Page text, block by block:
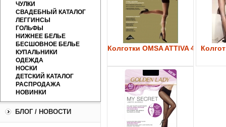
ЧУЛКИ
СВАДЕБНЫЙ КАТАЛОГ
ЛЕГГИНСЫ
ГОЛЬФЫ
НИЖНЕЕ БЕЛЬЕ
БЕСШОВНОЕ БЕЛЬЕ
КУПАЛЬНИКИ
ОДЕЖДА
НОСКИ
ДЕТСКИЙ КАТАЛОГ
РАСПРОДАЖА
НОВИНКИ
БЛОГ / НОВОСТИ
Колготки OMSA ATTIVA 40